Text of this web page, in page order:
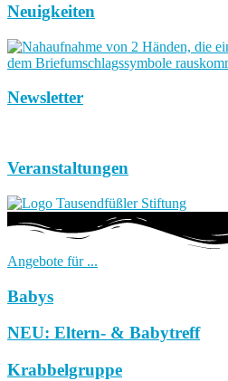
Neuigkeiten
Newsletter
Veranstaltungen
Angebote für ...
Babys
NEU: Eltern- & Babytreff
Krabbelgruppe